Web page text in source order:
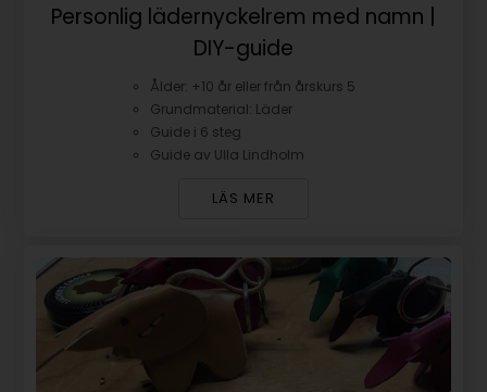
Personlig lädernyckelrem med namn |
DIY-guide
Ålder: +10 år eller från årskurs 5
Grundmaterial: Läder
Guide i 6 steg
Guide av Ulla Lindholm
LÄS MER